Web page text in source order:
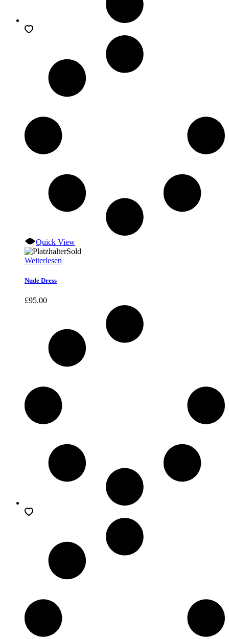
Quick View
Sold
Weiterlesen
Nude Dress
£95.00